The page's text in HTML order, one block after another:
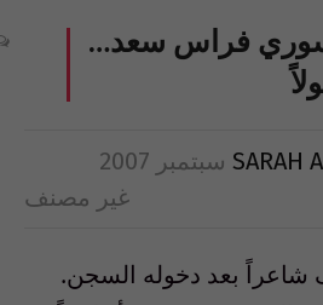
فراس سعد…
SARAH
غير مصنف
بعد دخوله السجن.